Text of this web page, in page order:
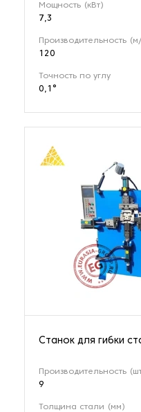
Мощность (кВт)
7,3
Производительность
120
Точность по углу
0,1°
Станок для гибки
Производительность
9
Толщина стали (мм)